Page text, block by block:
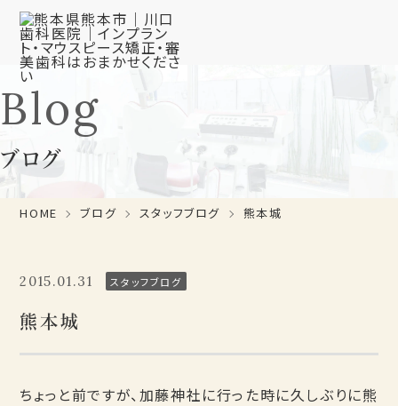
Blog
ブログ
HOME ブログ スタッフブログ 熊本城
2015.01.31 スタッフブログ
熊本城
ちょっと前ですが、加藤神社に行った時に久しぶりに熊